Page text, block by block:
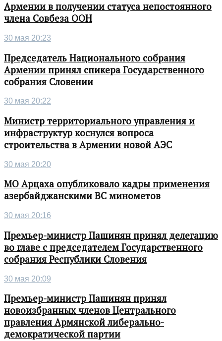
Армении в получении статуса непостоянного
члена Совбеза ООН
30 мая 20:23
Председатель Национального собрания
Армении принял спикера Государственного
собрания Словении
30 мая 20:22
Министр территориального управления и
инфраструктур коснулся вопроса
строительства в Армении новой АЭС
30 мая 20:20
МО Арцаха опубликовало кадры применения
азербайджанскими ВС минометов
30 мая 20:16
Премьер-министр Пашинян принял делегацию
во главе с председателем Государственного
собрания Республики Словения
30 мая 20:09
Премьер-министр Пашинян принял
новоизбранных членов Центрального
правления Армянской либерально-
демократической партии